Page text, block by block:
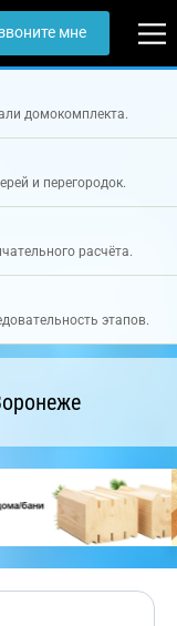
мне
домокомплекта.
и перегородок.
расчёта.
этапов.